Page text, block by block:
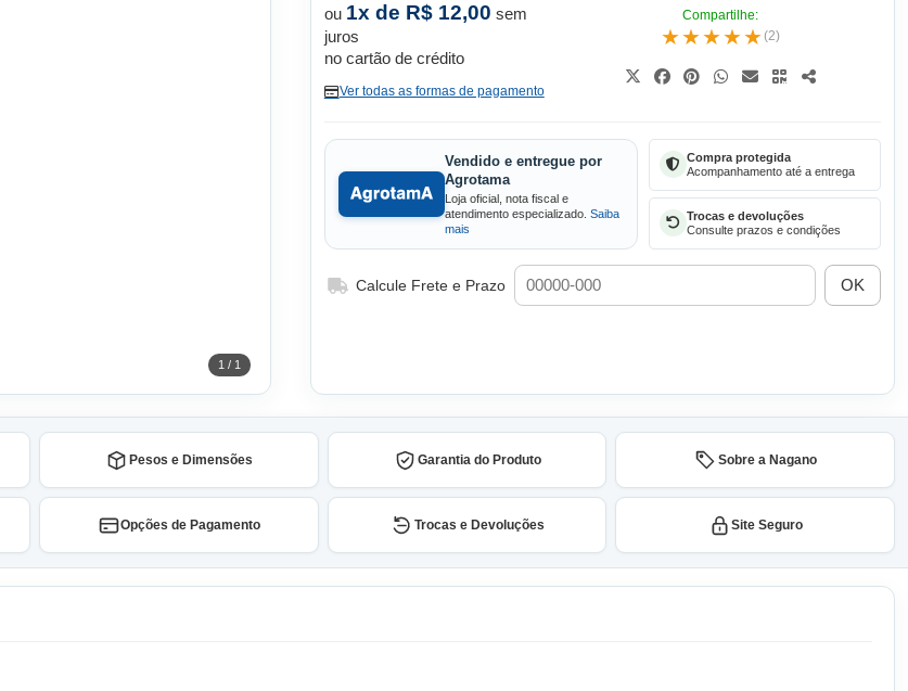
1 / 1
★★★★★(2)
ou 1x de R$ 12,00 sem
juros
no cartão de crédito
Ver todas as formas de pagamento
Vendido e entregue por
Agrotama
Loja oficial, nota fiscal e
atendimento especializado. Saiba
mais
Compra protegida
Acompanhamento até a entrega
Trocas e devoluções
Consulte prazos e condições
Calcule Frete e Prazo OK
Pesos e Dimensões Garantia do Produto Sobre a Nagano
Opções de Pagamento Trocas e Devoluções Site Seguro